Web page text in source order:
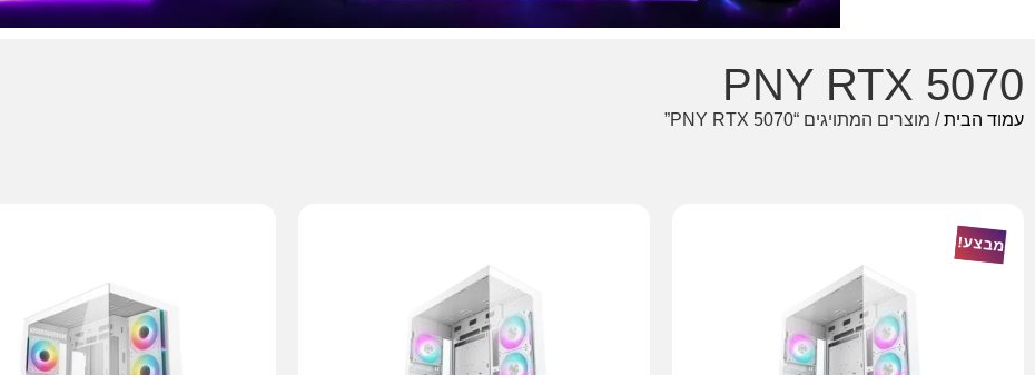
PNY RTX 5070
עמוד הבית/ מוצרים המתויגים “PNY RTX 5070”
מבצע!